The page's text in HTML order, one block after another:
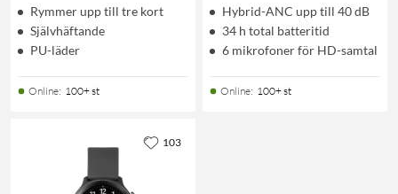
Rymmer upp till tre kort
Självhäftande
PU-läder
Online: 100+ st
Hybrid-ANC upp till 40 dB
34 h total batteritid
6 mikrofoner för HD-samtal
Online: 100+ st
103